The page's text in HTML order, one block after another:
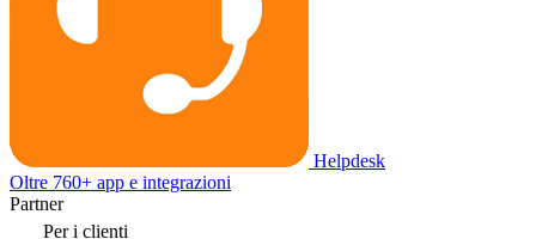
Helpdesk
Oltre 760+ app e integrazioni
Partner
Per i clienti